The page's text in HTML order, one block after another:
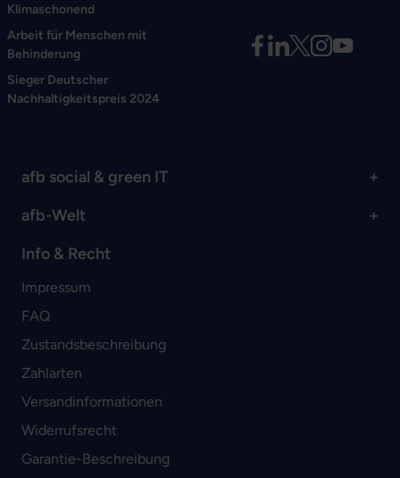
Klimaschonend
Arbeit für Menschen mit
Behinderung
Sieger Deutscher
Nachhaltigkeitspreis 2024
afb social & green IT
afb-Welt
Info & Recht
Impressum
FAQ
Zustandsbeschreibung
Zahlarten
Versandinformationen
Widerrufsrecht
Garantie-Beschreibung